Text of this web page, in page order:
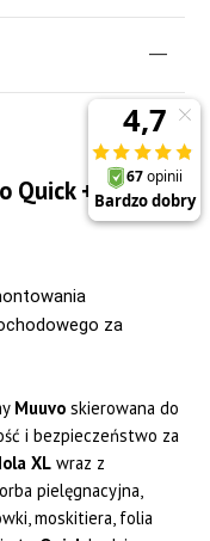
Quick +
za
Muuvo skierowana do
i bezpieczeństwo za
XL wraz z
pielęgnacyjna,
moskitiera, folia